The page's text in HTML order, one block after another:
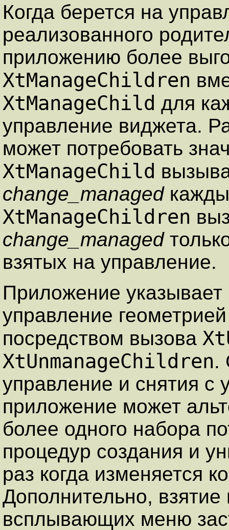
Когда берется на
реализованного
приложению более
XtManageChildren
XtManageChild для
управление виджета.
может потребовать
XtManageChild
change_managed
XtManageChildren
change_managed
взятых на управление.
Приложение указывает
управление
посредством вызова
XtUnmanageChildren.
управление и снятия с
приложение может
более одного набора
процедур создания и
раз когда изменяется
Дополнительно,
всплывающих меню